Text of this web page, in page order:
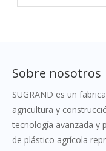
Sobre nosotros
SUGRAND es un
agricultura y
tecnología avanzada y
de plástico agrícola